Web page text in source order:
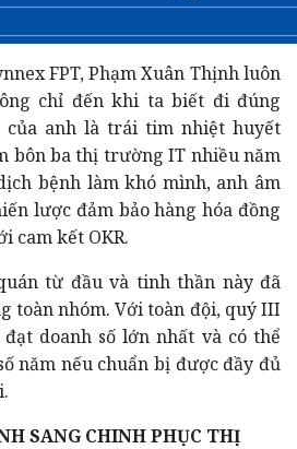
FPT, Phạm Xuân Thịnh luôn
chỉ đến khi ta biết đi đúng
của anh là trái tim nhiệt huyết
bôn ba thị trường IT nhiều năm
bệnh làm khó mình, anh âm
lược đảm bảo hàng hóa đồng
cam kết OKR.
từ đầu và tinh thần này đã
toàn nhóm. Với toàn đội, quý III
doanh số lớn nhất và có thể
năm nếu chuẩn bị được đầy đủ
SANG CHINH PHỤC THỊ